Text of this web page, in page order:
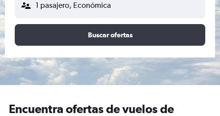
1 pasajero, Económica
Buscar ofertas
Encuentra ofertas de vuelos de